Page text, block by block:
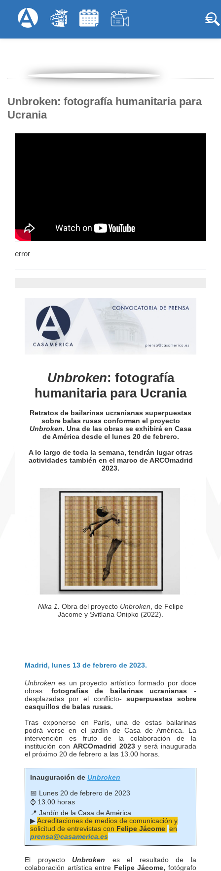
al
Menú Superior
Unbroken: fotografía humanitaria para
Ucrania
error
Unbroken: fotografía
humanitaria para Ucrania
Retratos de bailarinas ucranianas superpuestas
sobre balas rusas conforman el proyecto
Unbroken. Una de las obras se exhibirá en Casa
de América desde el lunes 20 de febrero.
A lo largo de toda la semana, tendrán lugar otras
actividades también en el marco de ARCOmadrid
2023.
Nika 1. Obra del proyecto Unbroken , de Felipe
Jácome y Svitlana Onipko (2022).
Madrid, lunes 13 de febrero de 2023.
Unbroken es un proyecto artístico formado por doce
obras: fotografías de bailarinas ucranianas -
desplazadas por el conflicto- superpuestas sobre
casquillos de balas rusas.
Tras exponerse en París, una de estas bailarinas
podrá verse en el jardín de Casa de América. La
intervención es fruto de la colaboración de la
institución con ARCOmadrid 2023y será inaugurada
el próximo 20 de febrero a las 13.00 horas.
Inauguración de Unbroken
📅 Lunes 20 de febrero de 2023
⌚ 13.00 horas
📍 Jardín de la Casa de América
▶Acreditaciones de medios de comunicación y
solicitud de entrevistas con Felipe Jácome en
prensa@casamerica.es
El proyectoUnbroken es el resultado de la
colaboración artística entre Felipe Jácome,fotógrafo